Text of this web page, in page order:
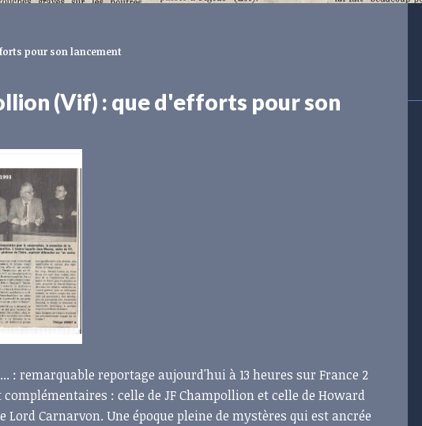
pour son lancement
(Vif) : que d'efforts pour son
: remarquable reportage aujourd'hui à 13 heures sur France 2
: celle de JF Champollion et celle de Howard
Lord Carnarvon. Une époque pleine de mystères qui est ancrée